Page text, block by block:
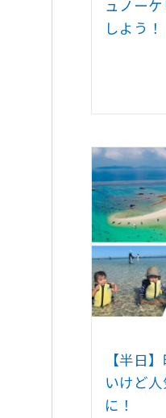
ュノー
しよう！
【半日
いけど
に！